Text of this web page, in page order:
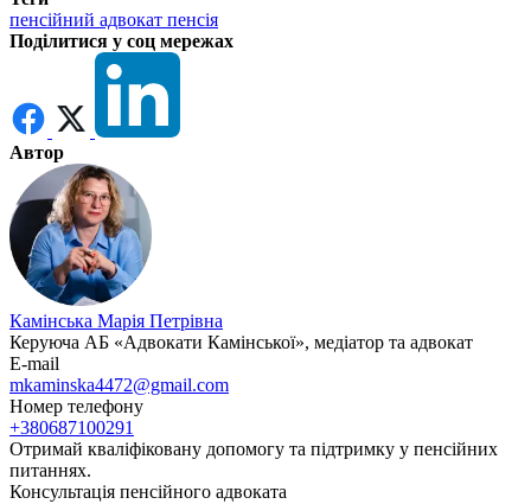
пенсійний адвокат пенсія
Поділитися у соц мережах
Автор
Камінська Марія Петрівна
Керуюча АБ «Адвокати Камінської», медіатор та адвокат
E-mail
mkaminska4472@gmail.com
Номер телефону
+380687100291
Отримай кваліфіковану допомогу та підтримку у пенсійних
питаннях.
Консультація пенсійного адвоката